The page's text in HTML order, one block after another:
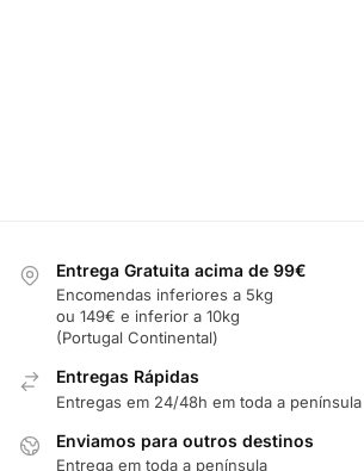
Entrega Gratuita acima de 99€
Encomendas inferiores a 5kg
ou 149€ e inferior a 10kg
(Portugal Continental)
Entregas Rápidas
Entregas em 24/48h em toda a
Enviamos para outros destinos
Entrega em toda a península